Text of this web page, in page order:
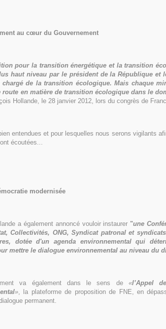
au cœur du Gouvernement
pour la transition énergétique et la transition
haut niveau par le président de la République et
chargé de la transition écologique. Mais chaque
route en matière de transition écologique dans le
Hollande, le 28 janvier 2012, lors du congrès de
entendues et pour lesquelles nous serons vigilants
écoutées...
modernisée
a également annoncé vouloir instaurer "une
Collectivités, ONG, Syndicat patronal et
dotée d'un agenda environnemental qui
mettre le dialogue environnemental au niveau du
va également dans le sens de «l’Appel
», la plateforme de proposition de FNE, en
permanent.